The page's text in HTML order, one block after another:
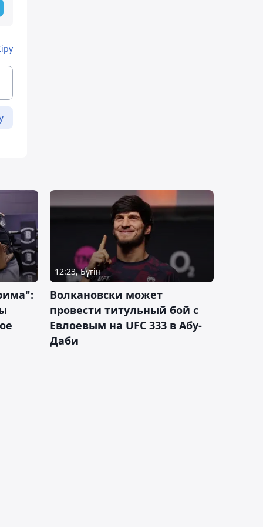
12:23, Бүгін
Волкановски может
провести титульный бой с
Евлоевым на UFC 333 в Абу-
Даби